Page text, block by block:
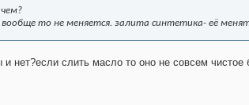
вообще то не меняется. залита синтетика- её
нет?если слить масло то оно не совсем чистое